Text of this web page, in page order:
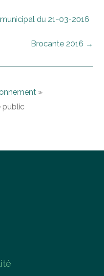
du 21-03-2016
Brocante 2016 →
»
public